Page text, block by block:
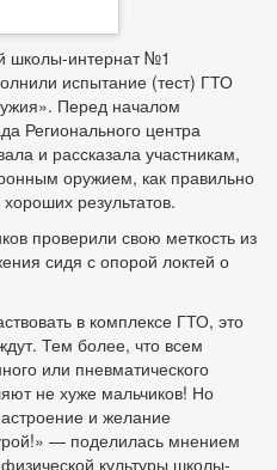
школы-интернат №1
испытание (тест) ГТО
Перед началом
Регионального центра
и рассказала участникам,
оружием, как правильно
результатов.
проверили свою меткость из
сидя с опорой локтей о
в комплексе ГТО, это
Тем более, что всем
или пневматического
не хуже мальчиков! Но
и желание
— поделилась мнением
культуры школы-